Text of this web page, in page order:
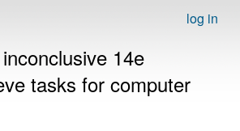
log in
14e
tasks for computer